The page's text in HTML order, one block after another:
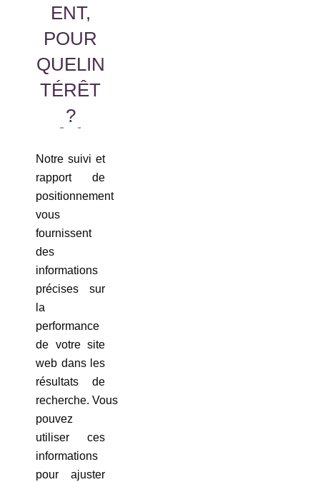
ENT,
POUR
QUELIN
TÉRÊT
?
Notre suivi et
rapport de
positionnement
vous
fournissent
des
informations
précises sur
la
performance
de votre site
web dans les
résultats de
recherche. Vous
pouvez
utiliser ces
informations
pour ajuster